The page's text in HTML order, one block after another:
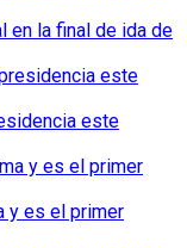
en la final de ida de
este
y es el primer